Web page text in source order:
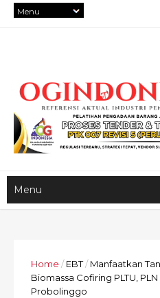
Home / EBT/ Manfaatkan
Biomassa Cofiring PLTU,
Probolinggo